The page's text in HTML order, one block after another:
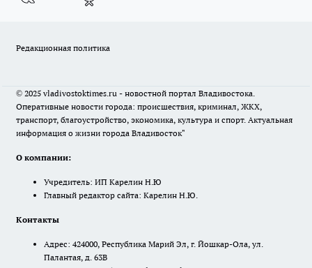
Редакционная политика
© 2025 vladivostoktimes.ru - новостной портал Владивостока.
Оперативные новости города: происшествия, криминал, ЖКХ,
транспорт, благоустройство, экономика, культура и спорт. Актуальная
информация о жизни города Владивосток"
О компании:
Учредитель: ИП Карелин Н.Ю
Главный редактор сайта: Карелин Н.Ю.
Контакты
Адрес: 424000, Республика Марий Эл, г. Йошкар-Ола, ул.
Палантая, д. 63В